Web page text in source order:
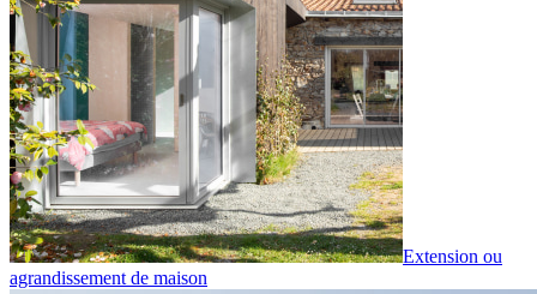
Extension ou
agrandissement de maison